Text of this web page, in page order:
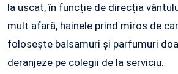
la uscat, în funcție de direcția
mult afară, hainele prind miros de
folosește balsamuri și parfumuri
deranjeze pe colegii de la serviciu.